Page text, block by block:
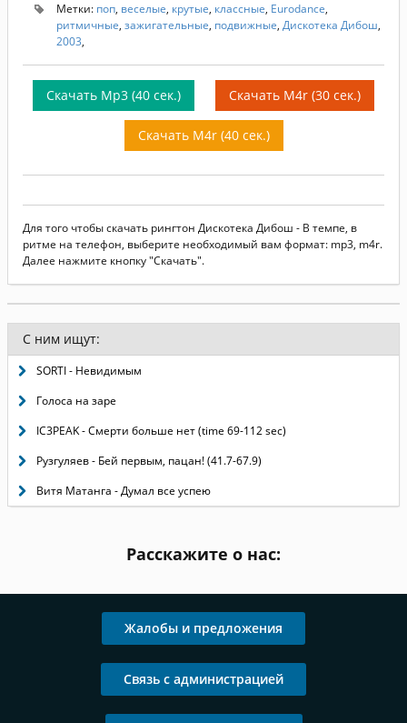
Метки: поп, веселые, крутые, классные, Eurodance,
ритмичные, зажигательные, подвижные, Дискотека Дибош,
2003,
Скачать Mp3 (40 сек.) Скачать M4r (30 сек.)
Скачать M4r (40 сек.)
Для того чтобы скачать рингтон Дискотека Дибош - В темпе, в
ритме на телефон, выберите необходимый вам формат: mp3, m4r.
Далее нажмите кнопку "Скачать".
С ним ищут:
SORTI - Невидимым
Голоса на заре
IC3PEAK - Смерти больше нет (time 69-112 sec)
Рузгуляев - Бей первым, пацан! (41.7-67.9)
Витя Матанга - Думал все успею
Расскажите о нас:
Жалобы и предложения
Связь с администрацией